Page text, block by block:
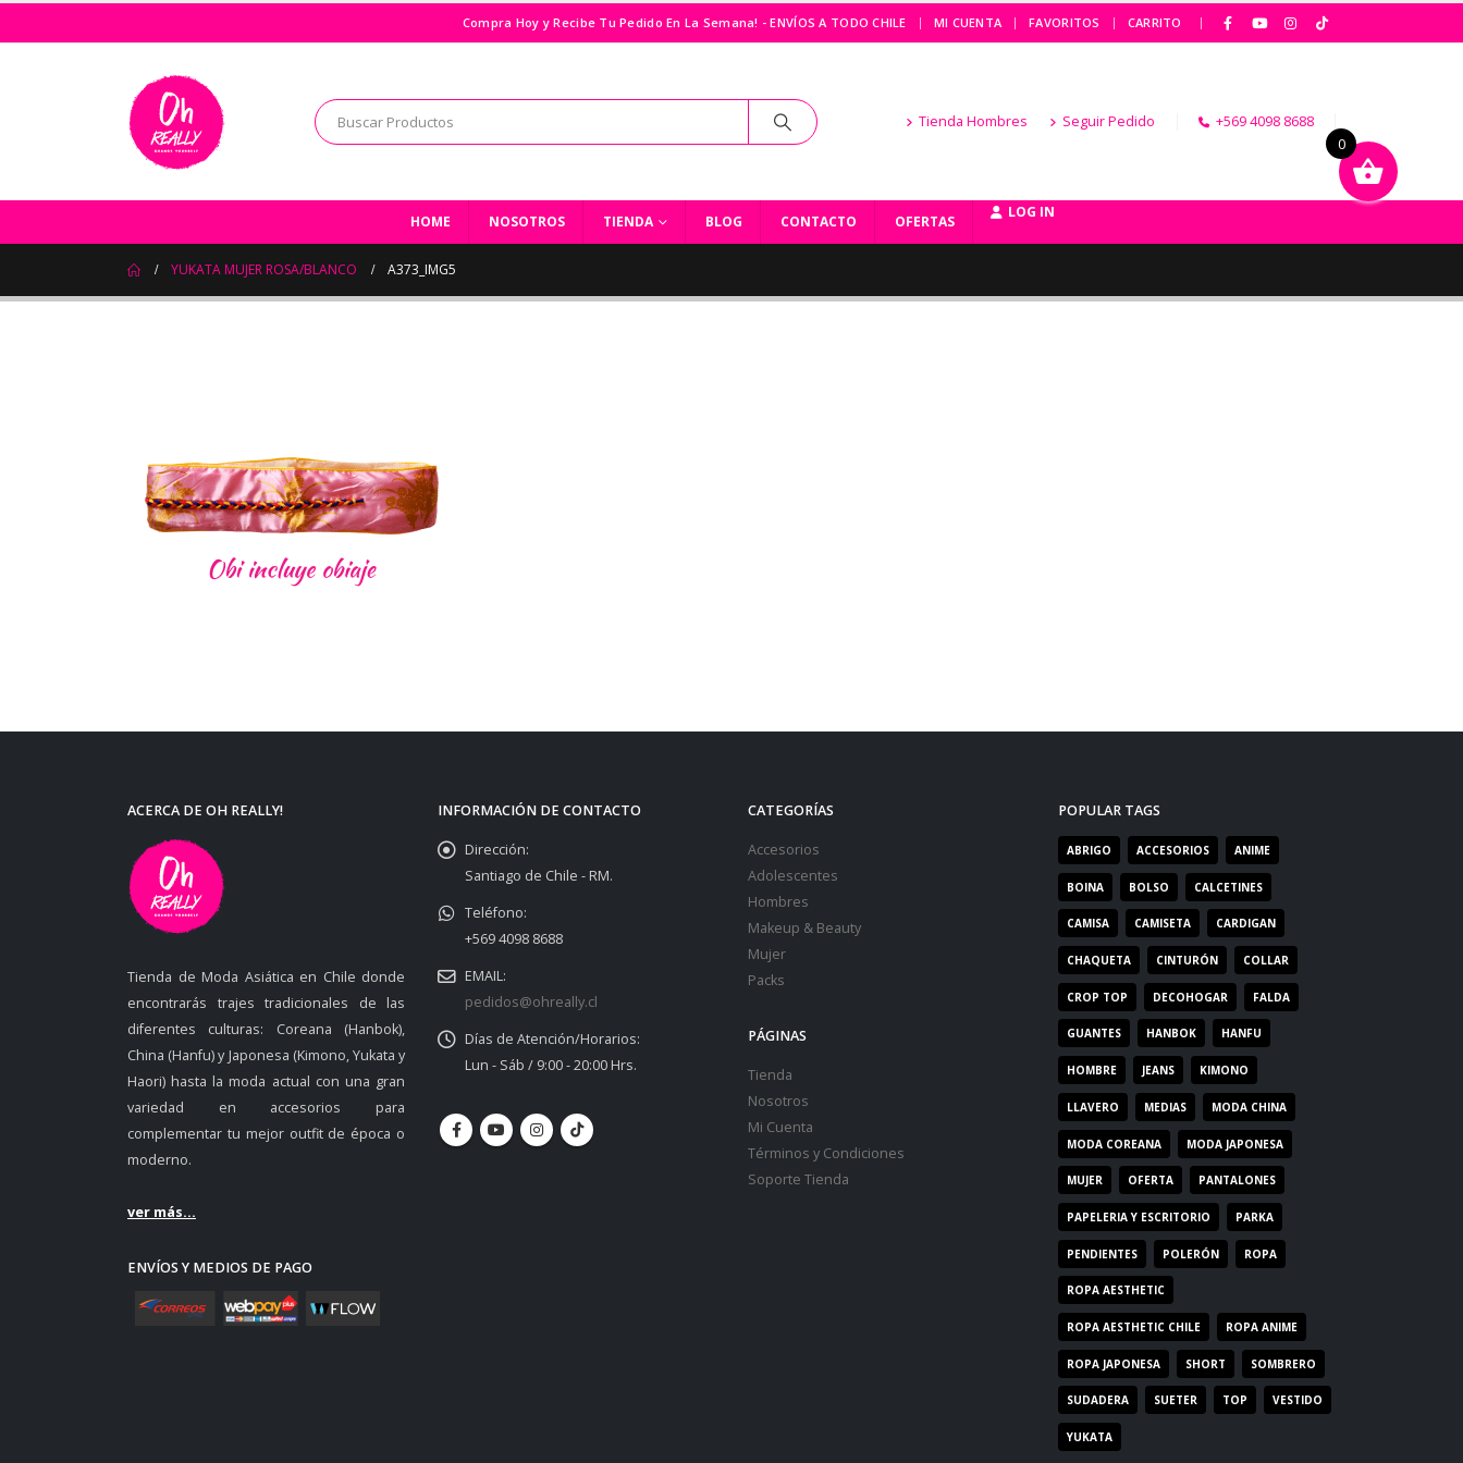
Compra Hoy y Recibe Tu Pedido En La Semana! - ENVÍOS A TODO CHILE | MI CUENTA FAVORITOS CARRITO |
Tienda Hombres Seguir Pedido +569 4098 8688
HOME NOSOTROS TIENDA BLOG CONTACTO OFERTAS
LOG IN
YUKATA MUJER ROSA/BLANCO A373_IMG5
ACERCA DE OH REALLY!
Tienda de Moda Asiática en Chile donde
encontrarás trajes tradicionales de las
diferentes culturas: Coreana (Hanbok),
China (Hanfu) y Japonesa (Kimono, Yukata y
Haori) hasta la moda actual con una gran
variedad en accesorios para
complementar tu mejor outfit de época o
moderno.
ver más...
ENVÍOS Y MEDIOS DE PAGO
INFORMACIÓN DE CONTACTO
Dirección:
Santiago de Chile - RM.
Teléfono:
+569 4098 8688
EMAIL:
pedidos@ohreally.cl
Días de Atención/Horarios:
Lun - Sáb / 9:00 - 20:00 Hrs.
CATEGORÍAS
Accesorios
Adolescentes
Hombres
Makeup & Beauty
Mujer
Packs
PÁGINAS
Tienda
Nosotros
Mi Cuenta
Términos y Condiciones
Soporte Tienda
POPULAR TAGS
ABRIGO ACCESORIOS ANIME
BOINA BOLSO CALCETINES
CAMISA CAMISETA CARDIGAN
CHAQUETA CINTURÓN COLLAR
CROP TOP DECOHOGAR FALDA
GUANTES HANBOK HANFU
HOMBRE JEANS KIMONO
LLAVERO MEDIAS MODA CHINA
MODA COREANA MODA JAPONESA
MUJER OFERTA PANTALONES
PAPELERIA Y ESCRITORIO PARKA
PENDIENTES POLERÓN ROPA
ROPA AESTHETIC
ROPA AESTHETIC CHILE ROPA ANIME
ROPA JAPONESA SHORT SOMBRERO
SUDADERA SUETER TOP VESTIDO
YUKATA
0